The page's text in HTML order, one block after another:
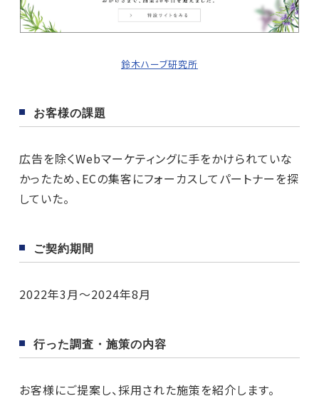
鈴木ハーブ研究所
お客様の課題
広告を除くWebマーケティングに手をかけられていな
かったため、ECの集客にフォーカスしてパートナーを探
していた。
ご契約期間
2022年3月～2024年8月
行った調査・施策の内容
お客様にご提案し、採用された施策を紹介します。